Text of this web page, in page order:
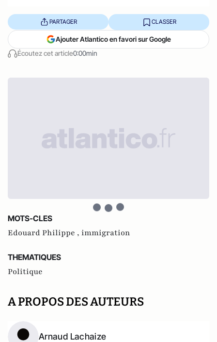
Écoutez cet article0:00min
PARTAGER CLASSER
Ajouter Atlantico en favori sur Google
MOTS-CLES
Edouard Philippe , immigration
THEMATIQUES
Politique
A PROPOS DES AUTEURS
Arnaud Lachaize